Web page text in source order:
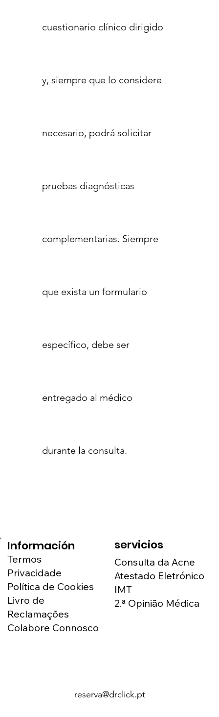
cuestionario clínico dirigido
y, siempre que lo considere
necesario, podrá solicitar
pruebas diagnósticas
complementarias. Siempre
que exista un formulario
específico, debe ser
entregado al médico
durante la consulta.
Información
Termos
Privacidade
Política de Cookies
Livro de
Reclamações
Colabore Connosco
servicios
Consulta da Acne
Atestado Eletrónico
IMT
2.ª Opinião Médica
reserva@drclick.pt